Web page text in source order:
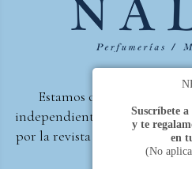
Estamos orgullosos de ser
independiente de España, en
por la revista Beautyproof en
de
Suscríbete
y te
en
(No